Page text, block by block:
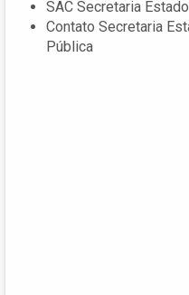
SAC Secretaria
Contato Secretaria
Pública